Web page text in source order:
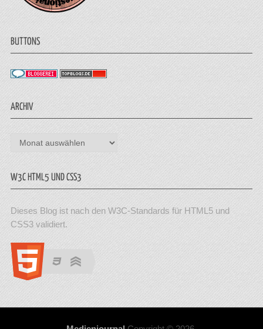
BUTTONS
ARCHIV
Archiv
W3C HTML5 UND CSS3
Dieses Blog ist nach den W3C-Standards für HTML5 und
CSS3 validiert.